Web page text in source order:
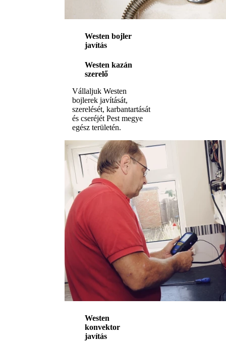
Westen bojler
javítás
Westen kazán
szerelő
Vállaljuk Westen
bojlerek javítását,
szerelését, karbantartását
és cseréjét Pest megye
egész területén.
Westen
konvektor
javítás